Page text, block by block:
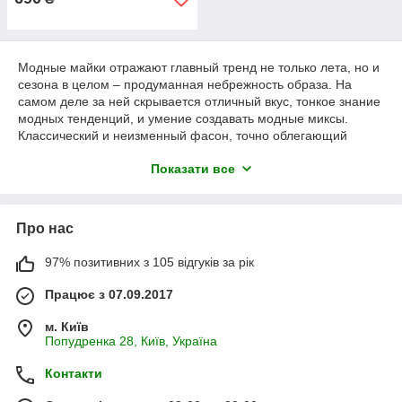
Модные майки отражают главный тренд не только лета, но и
сезона в целом – продуманная небрежность образа. На
самом деле за ней скрывается отличный вкус, тонкое знание
модных тенденций, и умение создавать модные миксы.
Классический и неизменный фасон, точно облегающий
отражает дизайнерскую установку на простые, женственные
декольте и плечи.
Обратите внимание на модные вариации:
борцовки– відкривають лопатки, і моделі з
Такі моделі чудово вирівнюють пропорції фігури,
Великі виразні малюнки та аплікації,
звичайну жіночу майку в модний арт-об'єкт. Улюбленою
Показати все
Про нас
97% позитивних з 105 відгуків за рік
Працює з 07.09.2017
м. Київ
Попудренка 28, Київ, Україна
Контакти